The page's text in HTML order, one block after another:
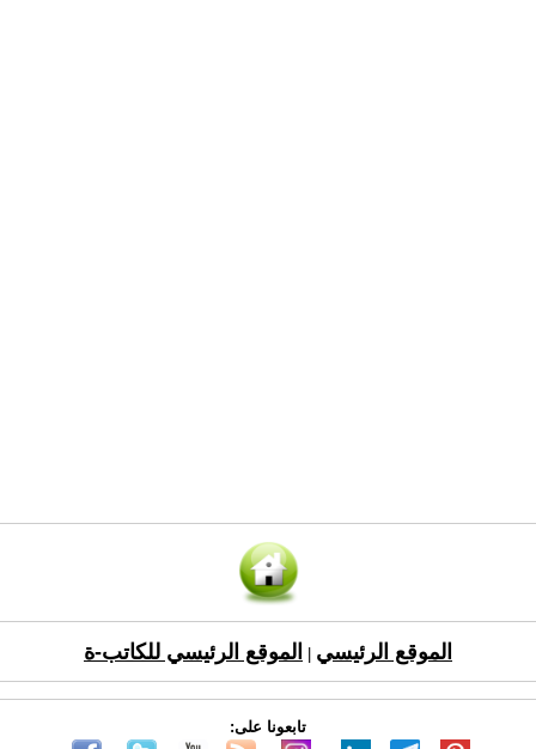
الموقع الرئيسي الموقع الرئيسي للكاتب-ة
تابعونا على: